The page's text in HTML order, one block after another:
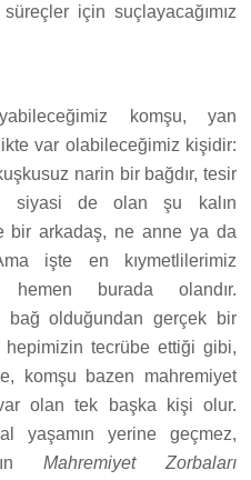
için suçlayacağımız
komşu, yan
var olabileceğimiz kişidir:
narin bir bağdır, tesir
siyasi de olan şu kalın
bir arkadaş, ne anne ya da
işte en kıymetlilerimiz
hemen burada olandır.
bağ olduğundan gerçek bir
hepimizin tecrübe ettiği gibi,
komşu bazen mahremiyet
olan tek başka kişi olur.
yaşamın yerine geçmez,
Mahremiyet Zorbaları